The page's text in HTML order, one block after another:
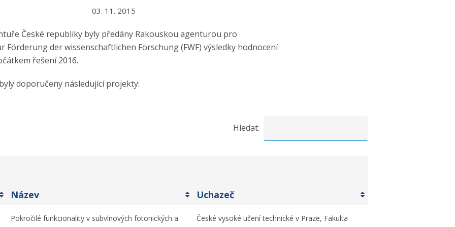
03. 11. 2015
České republiky byly předány Rakouskou agenturou pro
Förderung der wissenschaftlichen Forschung (FWF) výsledky hodnocení
řešení 2016.
doporučeny následující projekty:
Hledat:
Název Uchazeč
Pokročilé funkcionality v subvlnových fotonických a
České vysoké učení technické v Praze, Fakulta